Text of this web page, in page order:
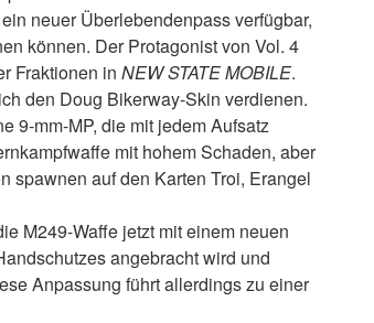
neuer Überlebendenpass verfügbar,
können. Der Protagonist von Vol. 4
Fraktionen in NEW STATE MOBILE.
den Doug Bikerway-Skin verdienen.
9-mm-MP, die mit jedem Aufsatz
mit hohem Schaden, aber
spawnen auf den Karten Troi, Erangel
M249-Waffe jetzt mit einem neuen
angebracht wird und
Anpassung führt allerdings zu einer